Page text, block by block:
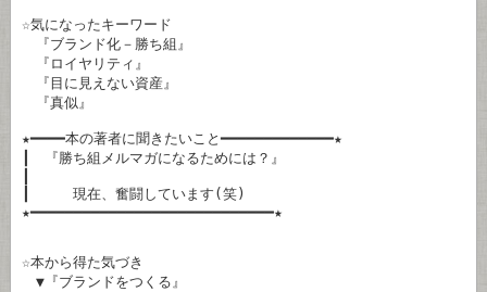
☆気になったキーワード
『ブランド化－勝ち組』
『ロイヤリティ』
『目に見えない資産』
『真似』
★━━━━本の著者に聞きたいこと━━━━━━━━━━━━━★
┃　『勝ち組メルマガになるためには？』
┃　　　現在、奮闘しています(笑)
★━━━━━━━━━━━━━━━━━━━━━━━━━━━━★
☆本から得た気づき
▼『ブランドをつくる』